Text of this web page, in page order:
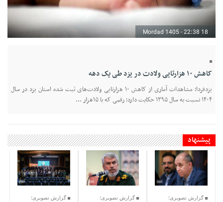
18 Mordad 1405 - 22:38
کاهش ۱۰ هزارتایی ولادت در یزد طی یک دهه
یزدفردا؛ مشاهدات آماری از کاهش ۱۰ هزارتایی ولادت‌های ثبت شده استان یزد در سال
۱۴۰۴ نسبت به سال ۱۳۹۵ حکایت دارد؛ رقمی که با ۱۵هزار ...
پیشنهاد
19 Mordad
گزارش تصویری؛
19 Mordad
گزارش تصویری؛
18 Mordad
گزارش تصویری؛